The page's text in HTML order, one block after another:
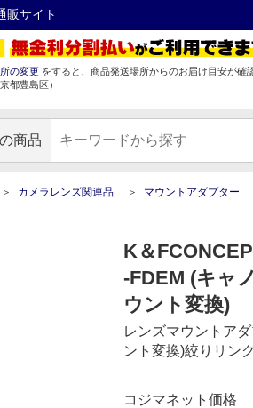
販サイト
の変更 をすると、商品発送場所からのお届け目安が確
都豊島区）
商品
カメラレンズ関連品 マウントアダプター
K＆
-FDEM (キャ
ウント変換)
レンズマウントア
ント変換)絞りリン
コジマネット価格